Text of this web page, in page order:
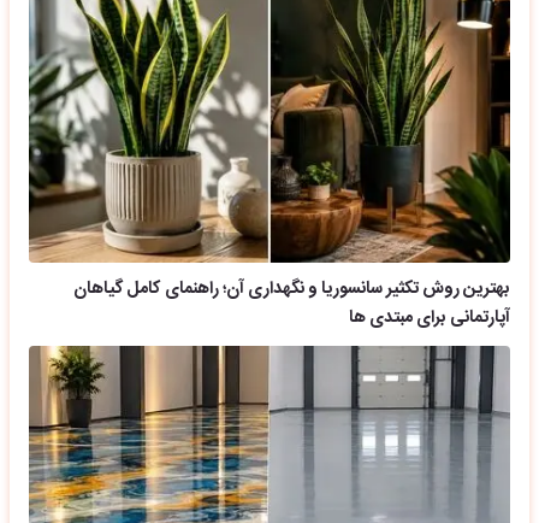
بهترین روش تکثیر سانسوریا و نگهداری آن؛ راهنمای کامل گیاهان
آپارتمانی برای مبتدی ها